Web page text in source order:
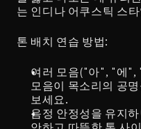
는 인디나 어쿠스틱 스
톤 배치 연습 방법:
여러 모음("아", "에",
모음이 목소리의 공
보세요.
음정 안정성을 유지